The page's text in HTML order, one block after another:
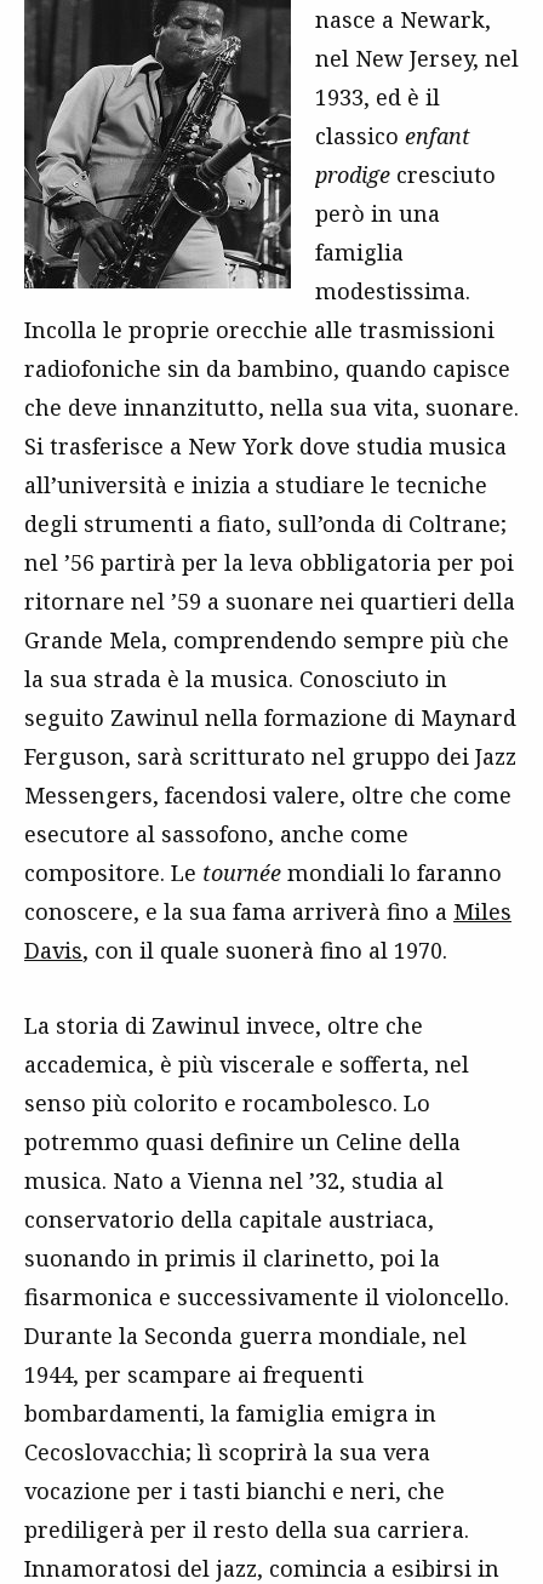
nasce a Newark,
nel New Jersey, nel
1933, ed è il
classico enfant
prodige cresciuto
però in una
famiglia
modestissima.
Incolla le proprie orecchie alle trasmissioni
radiofoniche sin da bambino, quando capisce
che deve innanzitutto, nella sua vita, suonare.
Si trasferisce a New York dove studia musica
all’università e inizia a studiare le tecniche
degli strumenti a fiato, sull’onda di Coltrane;
nel ’56 partirà per la leva obbligatoria per poi
ritornare nel ’59 a suonare nei quartieri della
Grande Mela, comprendendo sempre più che
la sua strada è la musica. Conosciuto in
seguito Zawinul nella formazione di Maynard
Ferguson, sarà scritturato nel gruppo dei Jazz
Messengers, facendosi valere, oltre che come
esecutore al sassofono, anche come
compositore. Le tournée mondiali lo faranno
conoscere, e la sua fama arriverà fino a Miles
Davis, con il quale suonerà fino al 1970.
La storia di Zawinul invece, oltre che
accademica, è più viscerale e sofferta, nel
senso più colorito e rocambolesco. Lo
potremmo quasi definire un Celine della
musica. Nato a Vienna nel ’32, studia al
conservatorio della capitale austriaca,
suonando in primis il clarinetto, poi la
fisarmonica e successivamente il violoncello.
Durante la Seconda guerra mondiale, nel
1944, per scampare ai frequenti
bombardamenti, la famiglia emigra in
Cecoslovacchia; lì scoprirà la sua vera
vocazione per i tasti bianchi e neri, che
prediligerà per il resto della sua carriera.
Innamoratosi del jazz, comincia a esibirsi in